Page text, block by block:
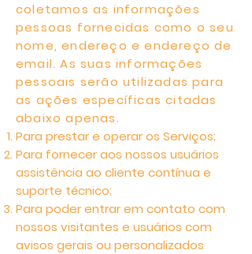
coletamos as informações
pessoas fornecidas como o seu
nome, endereço e endereço de
email. As suas informações
pessoais serão utilizadas para
as ações específicas citadas
abaixo apenas.
Para prestar e operar os Serviços;
Para fornecer aos nossos usuários
assistência ao cliente contínua e
suporte técnico;
Para poder entrar em contato com
nossos visitantes e usuários com
avisos gerais ou personalizados